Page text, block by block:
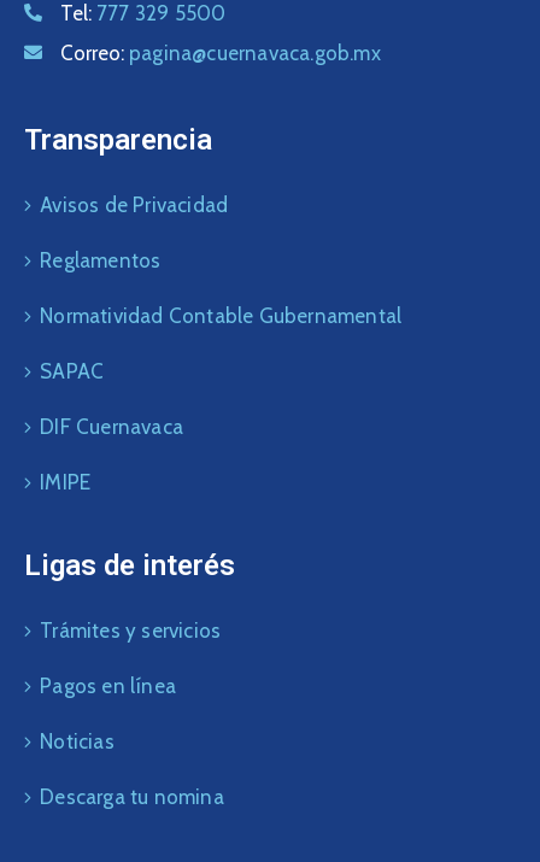
Tel: 777 329 5500
Correo: pagina@cuernavaca.gob.mx
Transparencia
Avisos de Privacidad
Reglamentos
Normatividad Contable Gubernamental
SAPAC
DIF Cuernavaca
IMIPE
Ligas de interés
Trámites y servicios
Pagos en línea
Noticias
Descarga tu nomina